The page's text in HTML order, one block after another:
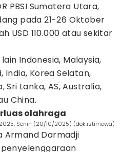
PBSI Sumatera Utara,
pada 21-26 Oktober
USD 110.000 atau sekitar
Indonesia, Malaysia,
India, Korea Selatan,
Sri Lanka, AS, Australia,
China.
olahraga
Senin (20/10/2025) (dok.istimewa)
Armand Darmadji